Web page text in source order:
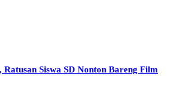
Siswa SD Nonton Bareng Film